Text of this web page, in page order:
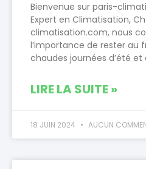
Bienvenue sur paris-
Expert en Climatisation,
climatisation.com, nous
l’importance de rester au
chaudes journées d’été et
LIRE LA SUITE »
18 JUIN 2024 AUCUN